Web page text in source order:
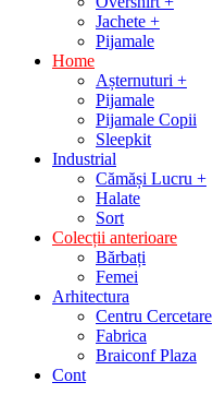
Jachete +
Pijamale
Home
Așternuturi +
Pijamale
Pijamale Copii
Sleepkit
Industrial
Cămăși Lucru +
Halate
Sort
Colecții anterioare
Bărbați
Femei
Arhitectura
Centru Cercetare
Fabrica
Braiconf Plaza
Cont